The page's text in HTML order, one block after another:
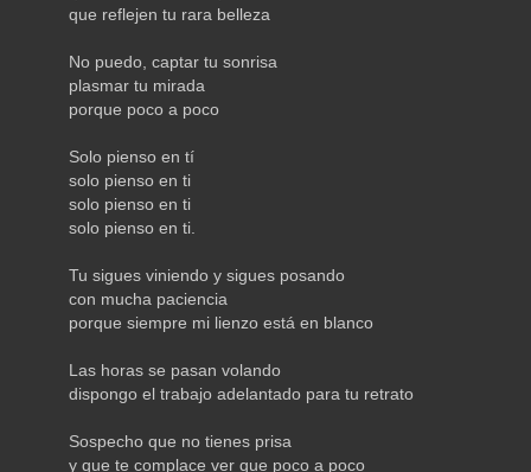
que reflejen tu rara belleza
No puedo, captar tu sonrisa
plasmar tu mirada
porque poco a poco
Solo pienso en tí
solo pienso en ti
solo pienso en ti
solo pienso en ti.
Tu sigues viniendo y sigues posando
con mucha paciencia
porque siempre mi lienzo está en blanco
Las horas se pasan volando
dispongo el trabajo adelantado para tu retrato
Sospecho que no tienes prisa
y que te complace ver que poco a poco